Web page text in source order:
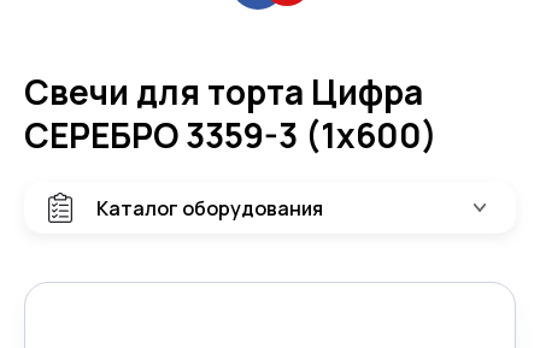
Свечи для торта Цифра
СЕРЕБРО 3359-3 (1х600)